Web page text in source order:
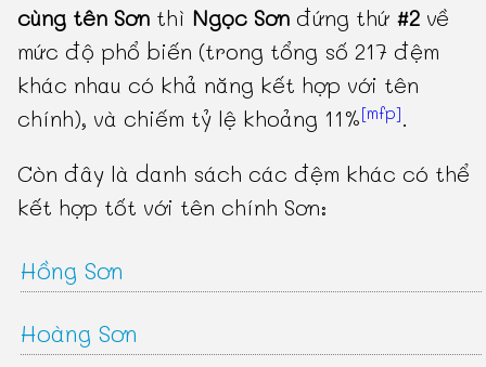
cùng tên Sơn thì Ngọc Sơn đứng thứ #2 về
mức độ phổ biến (trong tổng số 217 đệm
khác nhau có khả năng kết hợp với tên
chính), và chiếm tỷ lệ khoảng 11%[mfp].
Còn đây là danh sách các đệm khác có thể
kết hợp tốt với tên chính Sơn:
Hồng Sơn
Hoàng Sơn